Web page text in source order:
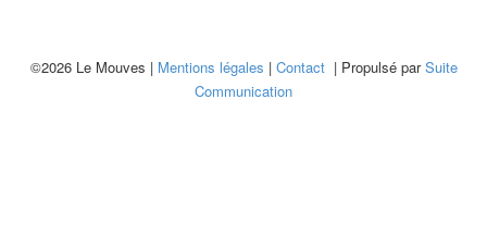
©2026 Le Mouves | Mentions légales | Contact| Propulsé parSuite
Communication